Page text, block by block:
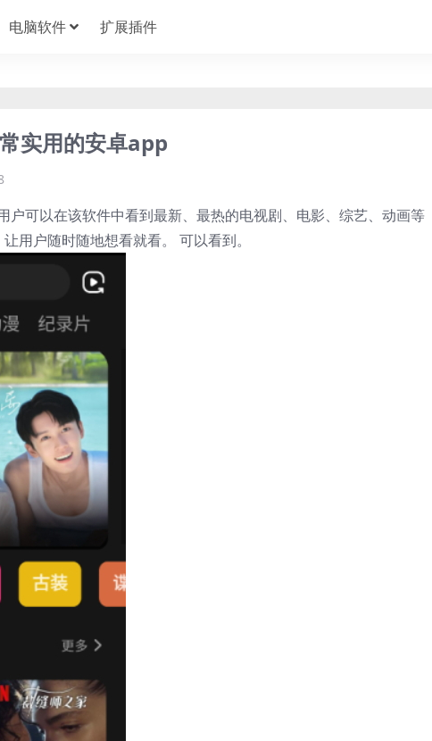
电脑软件 扩展插件
实用的安卓app
户可以在该软件中看到最新、最热的电视剧、电影、综艺、动画等
用户随时随地想看就看。 可以看到。